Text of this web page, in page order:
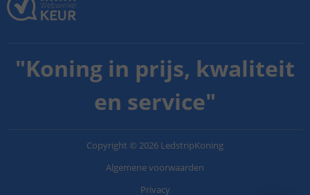
"Koning in prijs, kwaliteit
en service"
Copyright © 2026 LedstripKoning
Algemene voorwaarden
Privacy